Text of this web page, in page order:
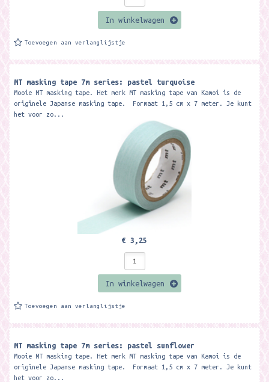
In winkelwagen
Toevoegen aan verlanglijstje
MT masking tape 7m series: pastel turquoise
Mooie MT masking tape. Het merk MT masking tape van Kamoi is de
originele Japanse masking tape. Formaat 1,5 cm x 7 meter. Je kunt
het voor zo...
€ 3,25
In winkelwagen
Toevoegen aan verlanglijstje
MT masking tape 7m series: pastel sunflower
Mooie MT masking tape. Het merk MT masking tape van Kamoi is de
originele Japanse masking tape. Formaat 1,5 cm x 7 meter. Je kunt
het voor zo...